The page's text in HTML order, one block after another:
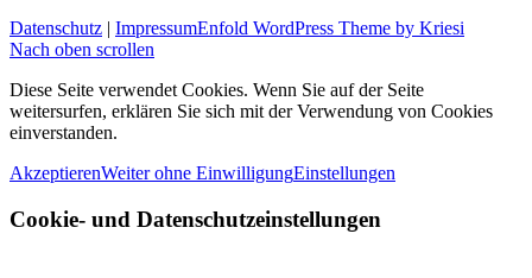
Datenschutz | ImpressumEnfold WordPress Theme by Kriesi
Nach oben scrollen
Diese Seite verwendet Cookies. Wenn Sie auf der Seite
weitersurfen, erklären Sie sich mit der Verwendung von Cookies
einverstanden.
AkzeptierenWeiter ohne EinwilligungEinstellungen
Cookie- und Datenschutzeinstellungen